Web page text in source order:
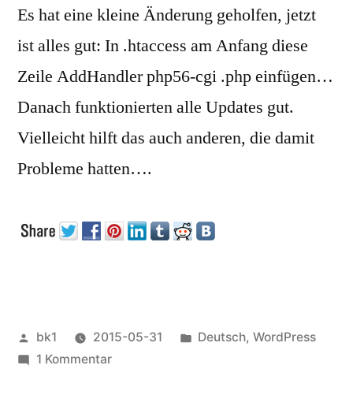
Es hat eine kleine Änderung geholfen, jetzt
ist alles gut: In .htaccess am Anfang diese
Zeile AddHandler php56-cgi .php einfügen…
Danach funktionierten alle Updates gut.
Vielleicht hilft das auch anderen, die damit
Probleme hatten….
Veröffentlicht
von
bk1 2015-05-31
Veröffentlicht
Deutsch,WordPress
1 Kommentarzu